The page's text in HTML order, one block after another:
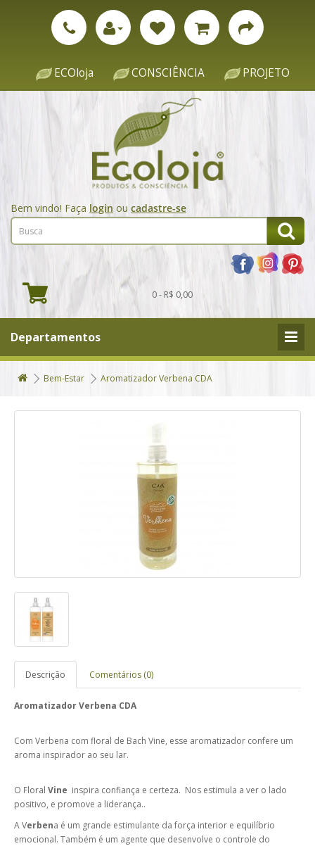
ECOloja CONSCIÊNCIA PROJETO
Bem vindo! Faça login ou cadastre-se
0 - R$ 0,00
Departamentos
Bem-Estar Aromatizador Verbena CDA
Descrição Comentários (0)
Aromatizador Verbena CDA
Com Verbena com floral de Bach Vine, esse aromatizador confere um
aroma inspirador ao seu lar.
O Floral Vine inspira confiança e certeza. Nos estimula a ver o lado
positivo, e promove a liderança..
A Verbena é um grande estimulante da força interior e equilíbrio
emocional. Também é um agente que desenvolve o controle do